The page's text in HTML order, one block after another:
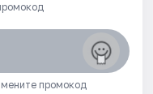
промокод